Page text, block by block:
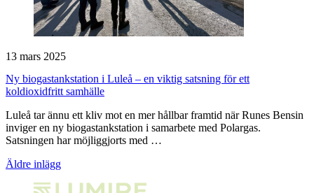
13 mars 2025
Ny biogastankstation i Luleå – en viktig satsning för ett
koldioxidfritt samhälle
Luleå tar ännu ett kliv mot en mer hållbar framtid när Runes Bensin
inviger en ny biogastankstation i samarbete med Polargas.
Satsningen har möjliggjorts med …
Inläggsnavigering
Äldre inlägg